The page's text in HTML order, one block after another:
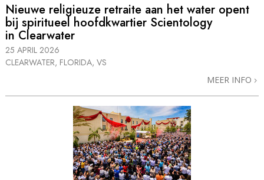
Nieuwe religieuze retraite aan het water opent
bij spiritueel hoofdkwartier Scientology
in Clearwater
25 APRIL 2026
CLEARWATER, FLORIDA, VS
MEER INFO